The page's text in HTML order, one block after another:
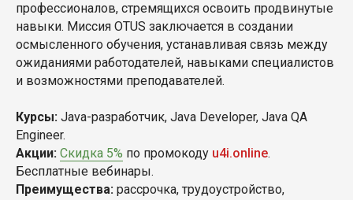
профессионалов, стремящихся освоить продвинутые
навыки. Миссия OTUS заключается в создании
осмысленного обучения, устанавливая связь между
ожиданиями работодателей, навыками специалистов
и возможностями преподавателей.
Курсы: Java-разработчик, Java Developer, Java QA
Engineer.
Акции: Скидка 5% по промокоду u4i.online.
Бесплатные вебинары.
Преимущества: рассрочка, трудоустройство,